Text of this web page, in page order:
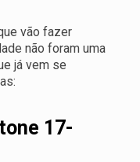
vão fazer
não foram uma
já vem se
17-